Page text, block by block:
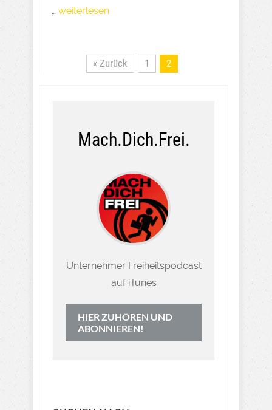
… weiterlesen
« Zurück 1 2
Mach.Dich.Frei.
Unternehmer Freiheitspodcast
auf iTunes
HIER ZUHÖREN UND
ABONNIEREN!